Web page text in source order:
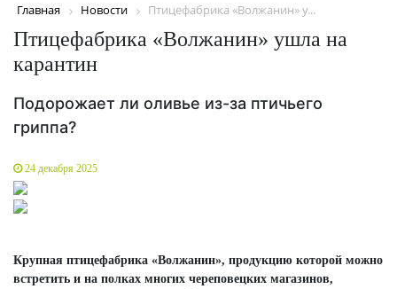
Главная Новости Птицефабрика «Волжанин» у...
Птицефабрика «Волжанин» ушла на
карантин
Подорожает ли оливье из-за птичьего
гриппа?
24 декабря 2025
Крупная птицефабрика «Волжанин», продукцию которой можно
встретить и на полках многих череповецких магазинов,